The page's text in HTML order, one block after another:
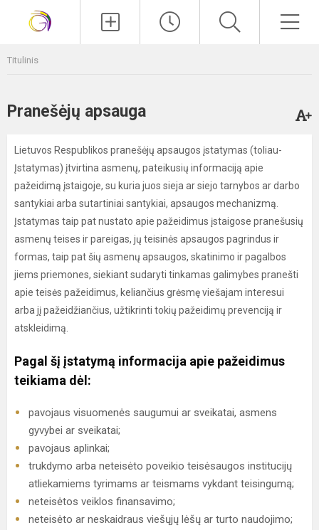
Titulinis
Pranešėjų apsauga
Lietuvos Respublikos pranešėjų apsaugos įstatymas (toliau-
Įstatymas) įtvirtina asmenų, pateikusių informaciją apie
pažeidimą įstaigoje, su kuria juos sieja ar siejo tarnybos ar darbo
santykiai arba sutartiniai santykiai, apsaugos mechanizmą.
Įstatymas taip pat nustato apie pažeidimus įstaigose pranešusių
asmenų teises ir pareigas, jų teisinės apsaugos pagrindus ir
formas, taip pat šių asmenų apsaugos, skatinimo ir pagalbos
jiems priemones, siekiant sudaryti tinkamas galimybes pranešti
apie teisės pažeidimus, keliančius grėsmę viešajam interesui
arba jį pažeidžiančius, užtikrinti tokių pažeidimų prevenciją ir
atskleidimą.
Pagal šį įstatymą informacija apie pažeidimus
teikiama dėl:
pavojaus visuomenės saugumui ar sveikatai, asmens
gyvybei ar sveikatai;
pavojaus aplinkai;
trukdymo arba neteisėto poveikio teisėsaugos institucijų
atliekamiems tyrimams ar teismams vykdant teisingumą;
neteisėtos veiklos finansavimo;
neteisėto ar neskaidraus viešųjų lėšų ar turto naudojimo;